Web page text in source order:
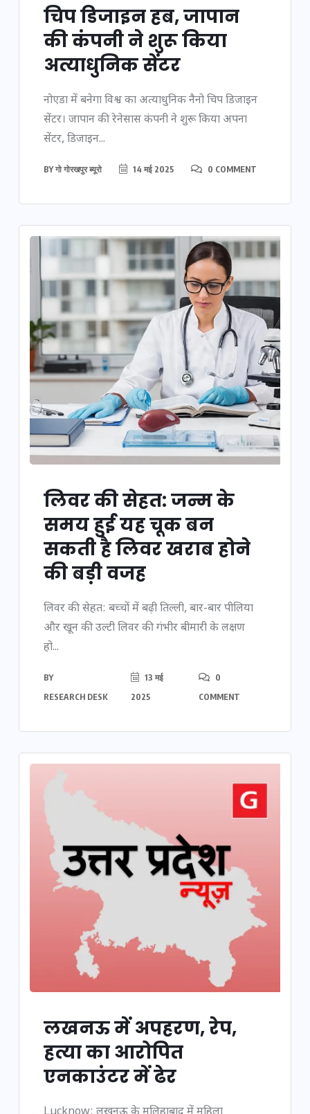
चिप डिजाइन हब, जापान
की कंपनी ने शुरू किया
अत्याधुनिक सेंटर
नोएडा में बनेगा विश्व का अत्याधुनिक नैनो चिप डिजाइन
सेंटर। जापान की रेनेसास कंपनी ने शुरू किया अपना
सेंटर, डिजाइन...
BYगो गोरखपुर ब्यूरो 14 मई 2025 0 COMMENT
लिवर की सेहत: जन्म के
समय हुई यह चूक बन
सकती है लिवर खराब होने
की बड़ी वजह
लिवर की सेहत: बच्चों में बढ़ी तिल्ली, बार-बार पीलिया
और खून की उल्टी लिवर की गंभीर बीमारी के लक्षण
हो...
BY
RESEARCH DESK
13 मई
2025
0
COMMENT
लखनऊ में अपहरण, रेप,
हत्या का आरोपित
एनकाउंटर में ढेर